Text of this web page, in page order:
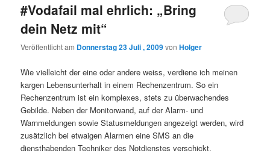
#Vodafail mal ehrlich: „Bring
dein Netz mit“
Veröffentlicht am Donnerstag 23 Juli , 2009vonHolger
Wie vielleicht der eine oder andere weiss, verdiene ich meinen
kargen Lebensunterhalt in einem Rechenzentrum. So ein
Rechenzentrum ist ein komplexes, stets zu überwachendes
Gebilde. Neben der Monitorwand, auf der Alarm- und
Warnmeldungen sowie Statusmeldungen angezeigt werden, wird
zusätzlich bei etwaigen Alarmen eine SMS an die
diensthabenden Techniker des Notdienstes verschickt.